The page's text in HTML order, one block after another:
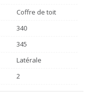
Coffre de toit
340
345
Latérale
2